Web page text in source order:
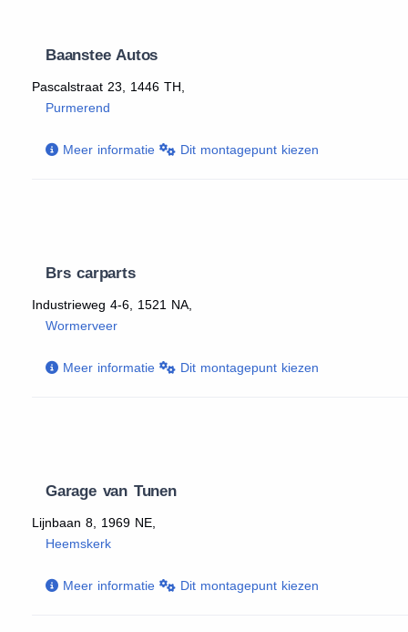
Baanstee Autos
Pascalstraat 23, 1446 TH,
Purmerend
Meer informatie Dit montagepunt kiezen
Brs carparts
Industrieweg 4-6, 1521 NA,
Wormerveer
Meer informatie Dit montagepunt kiezen
Garage van Tunen
Lijnbaan 8, 1969 NE,
Heemskerk
Meer informatie Dit montagepunt kiezen